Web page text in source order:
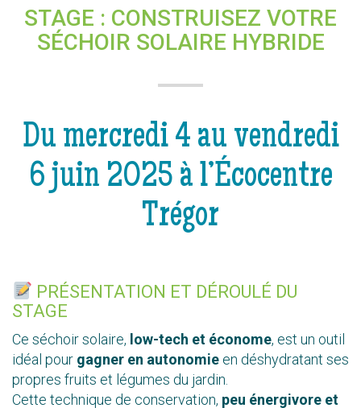
STAGE : CONSTRUISEZ VOTRE
SÉCHOIR SOLAIRE HYBRIDE
Du mercredi 4 au vendredi
6 juin 2025 à l’Écocentre
Trégor
PRÉSENTATION ET DÉROULÉ DU
STAGE
Ce séchoir solaire, low-tech et économe, est un outil
idéal pour gagner en autonomie en déshydratant ses
propres fruits et légumes du jardin.
Cette technique de conservation, peu énergivore et